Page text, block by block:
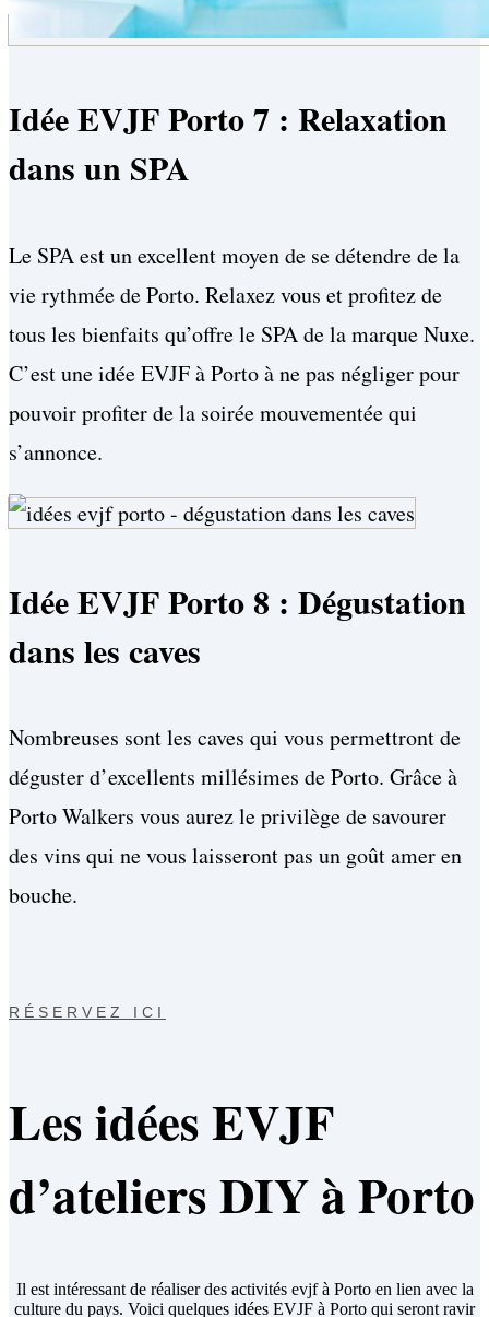
Idée EVJF Porto 7 : Relaxation
dans un SPA
Le SPA est un excellent moyen de se détendre de la
vie rythmée de Porto. Relaxez vous et profitez de
tous les bienfaits qu’offre le SPA de la marque Nuxe.
C’est une idée EVJF à Porto à ne pas négliger pour
pouvoir profiter de la soirée mouvementée qui
s’annonce.
Idée EVJF Porto 8 : Dégustation
dans les caves
Nombreuses sont les caves qui vous permettront de
déguster d’excellents millésimes de Porto. Grâce à
Porto Walkers vous aurez le privilège de savourer
des vins qui ne vous laisseront pas un goût amer en
bouche.
RÉSERVEZ ICI
Les idées EVJF
d’ateliers DIY à Porto
Il est intéressant de réaliser des activités evjf à Porto en lien avec la
culture du pays. Voici quelques idées EVJF à Porto qui seront ravir